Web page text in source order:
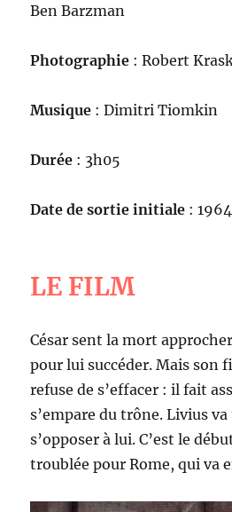
Ben Barzman
Photographie : Robert
Musique : Dimitri Tiomkin
Durée : 3h05
Date de sortie initiale : 1964
LE FILM
César sent la mort
pour lui succéder. Mais son
refuse de s’effacer : il fait
s’empare du trône. Livius
s’opposer à lui. C’est le
troublée pour Rome, qui va